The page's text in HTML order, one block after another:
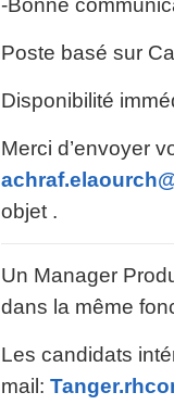
-Bonne
Poste basé sur
Disponibilité
Merci d’envoyer
objet .
Un Manager
dans la même
Les candidats
mail: